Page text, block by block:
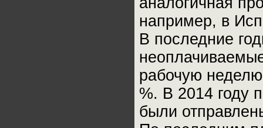
например, в
В последние
рабочую
%. В 2014 году
были